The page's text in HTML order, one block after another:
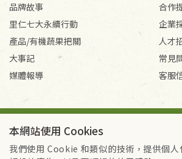
品牌故事
里仁七大永續行動
產品/有機蔬果把關
大事記
媒體報導
合作
企業
人才
常見
客服
Copyright © 2026 里仁事業股份有限公
里仁網購股份有限公司(統編：
本網站使用 Cookies
我們使用 Cookie 和類似的技術，提供個人